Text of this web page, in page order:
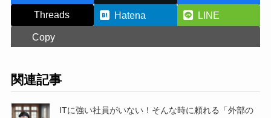
Threads
Hatena
LINE
Copy
関連記事
ITに強い社員がいない！そんな時に頼れる「外部の